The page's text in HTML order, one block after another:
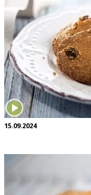
15.09.2024